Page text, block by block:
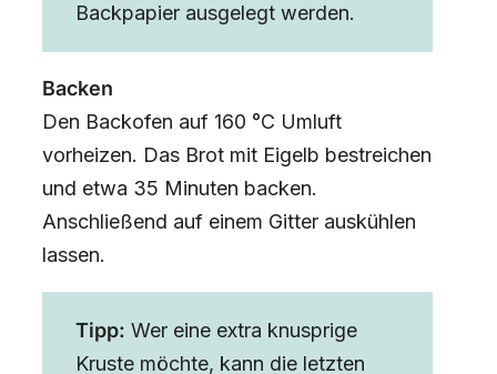
Backpapier ausgelegt werden.
Backen
Den Backofen auf 160 °C Umluft
vorheizen. Das Brot mit Eigelb bestreichen
und etwa 35 Minuten backen.
Anschließend auf einem Gitter auskühlen
lassen.
Tipp: Wer eine extra knusprige
Kruste möchte, kann die letzten